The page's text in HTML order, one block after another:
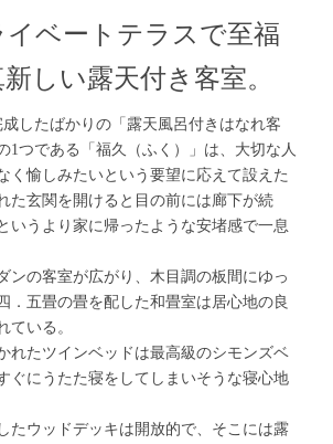
ベートテラスで至福
しい露天付き客室。
したばかりの「露天風呂付きはなれ客
つである「福久（ふく）」は、大切な人
く愉しみたいという要望に応えて設えた
た玄関を開けると目の前には廊下が続
いうより家に帰ったような安堵感で一息
ンの客室が広がり、木目調の板間にゆっ
．五畳の畳を配した和畳室は居心地の良
ている。
れたツインベッドは最高級のシモンズベ
ぐにうたた寝をしてしまいそうな寝心地
たウッドデッキは開放的で、そこには露